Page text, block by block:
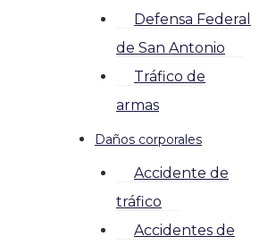
Defensa Federal
de San Antonio
Tráfico de
armas
Daños corporales
Accidente de
tráfico
Accidentes de